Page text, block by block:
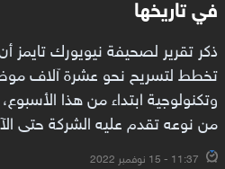
ذكر تقرير لصحيفة نيويورك
تخطط لتسريح نحو عشرة آلاف
وتكنولوجية ابتداء من هذا
من نوعه تقدم عليه الشركة حتى
11:37 - 15 نوفمبر 2022